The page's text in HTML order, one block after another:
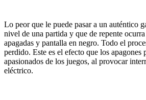
Lo peor que le puede pasar a un auténtico
nivel de una partida y que de repente
apagadas y pantalla en negro. Todo el
perdido. Este es el efecto que los apagones
apasionados de los juegos, al provocar
eléctrico.